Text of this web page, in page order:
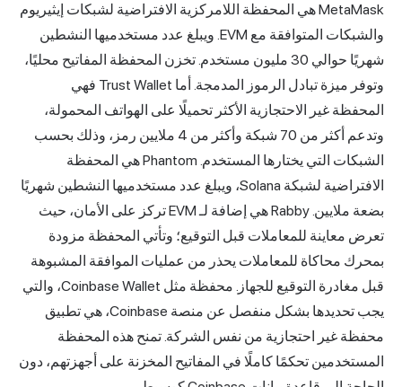
MetaMask هي المحفظة اللامركزية الافتراضية لشبكات إيثيريوم
والشبكات المتوافقة مع EVM. ويبلغ عدد مستخدميها النشطين
شهريًا حوالي 30 مليون مستخدم. تخزن المحفظة المفاتيح محليًا،
وتوفر ميزة تبادل الرموز المدمجة. أما Trust Wallet فهي
المحفظة غير الاحتجازية الأكثر تحميلًا على الهواتف المحمولة،
وتدعم أكثر من 70 شبكة وأكثر من 4 ملايين رمز، وذلك بحسب
الشبكات التي يختارها المستخدم. Phantom هي المحفظة
الافتراضية لشبكة Solana، ويبلغ عدد مستخدميها النشطين شهريًا
بضعة ملايين. Rabby هي إضافة لـ EVM تركز على الأمان، حيث
تعرض معاينة للمعاملات قبل التوقيع؛ وتأتي المحفظة مزودة
بمحرك محاكاة للمعاملات يحذر من عمليات الموافقة المشبوهة
قبل مغادرة التوقيع للجهاز. محفظة مثل Coinbase Wallet، والتي
يجب تحديدها بشكل منفصل عن منصة Coinbase، هي تطبيق
محفظة غير احتجازية من نفس الشركة. تمنح هذه المحفظة
المستخدمين تحكمًا كاملًا في المفاتيح المخزنة على أجهزتهم، دون